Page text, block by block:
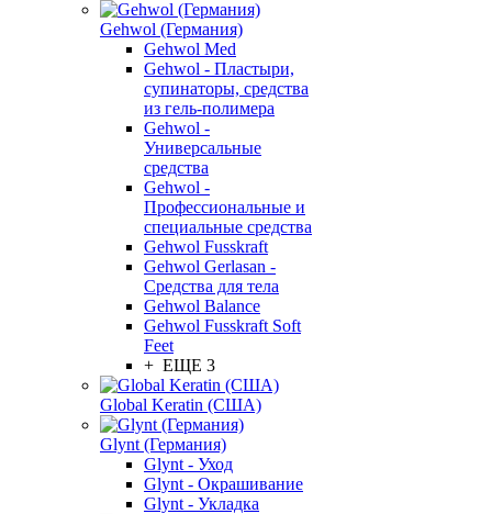
Gehwol (Германия)
Gehwol Med
Gehwol - Пластыри,
супинаторы, средства
из гель-полимера
Gehwol -
Универсальные
средства
Gehwol -
Профессиональные и
специальные средства
Gehwol Fusskraft
Gehwol Gerlasan -
Средства для тела
Gehwol Balance
Gehwol Fusskraft Soft
Feet
+ ЕЩЕ 3
Global Keratin (США)
Glynt (Германия)
Glynt - Уход
Glynt - Окрашивание
Glynt - Укладка